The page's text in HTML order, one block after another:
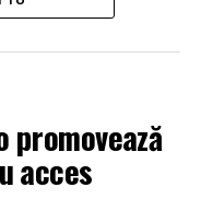
promovează
acces